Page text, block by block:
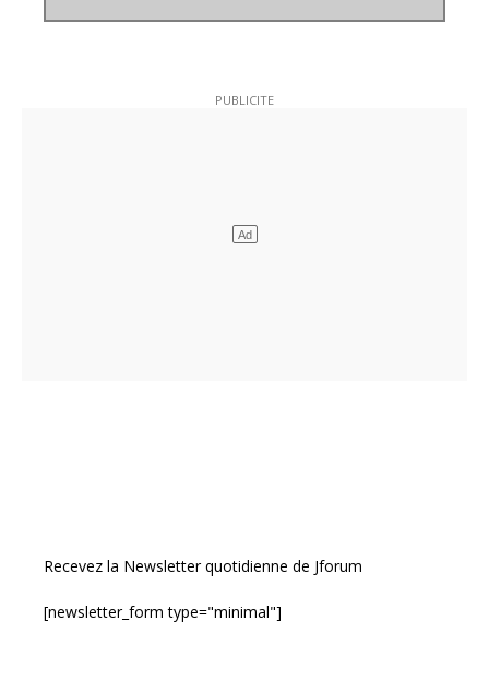
Recevez la Newsletter quotidienne de Jforum
[newsletter_form type="minimal"]